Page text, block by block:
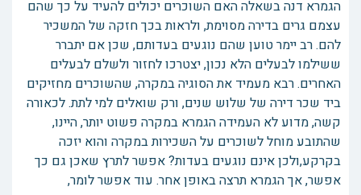
הגמרא דנה בשאלה האם השוכרים יכולים להעיד על כך שהם
עצמם גרים בדירה מסוימת, ולראות בכך חזקה של המשכיר
להם. רב יימר טוען שהם נוגעים בעדותם, שכן אם יתברר
ששילמו לבעלים הלא נכון, יצטרכו לחזור ולשלם לבעלים
האחרים. רבא מעמיד את הסוגיה במקרה, שהשוכרים מחזיקים
ביד שכר דירה של שלוש שנים, ורק שואלים למי לתת. לכאורה
קשה, מדוע לא העמידה הגמרא במקרה פשוט יותר, היינו,
שהתובע מוחל לשוכרים על השכירות במקרה והוא יזכה
בקרקע,ולכן אינם נוגעים בעדות? אפשר לתרץ שאכן גם כך
אפשר, אך הגמרא תרצה באופן אחר. עוד אפשר לומר,